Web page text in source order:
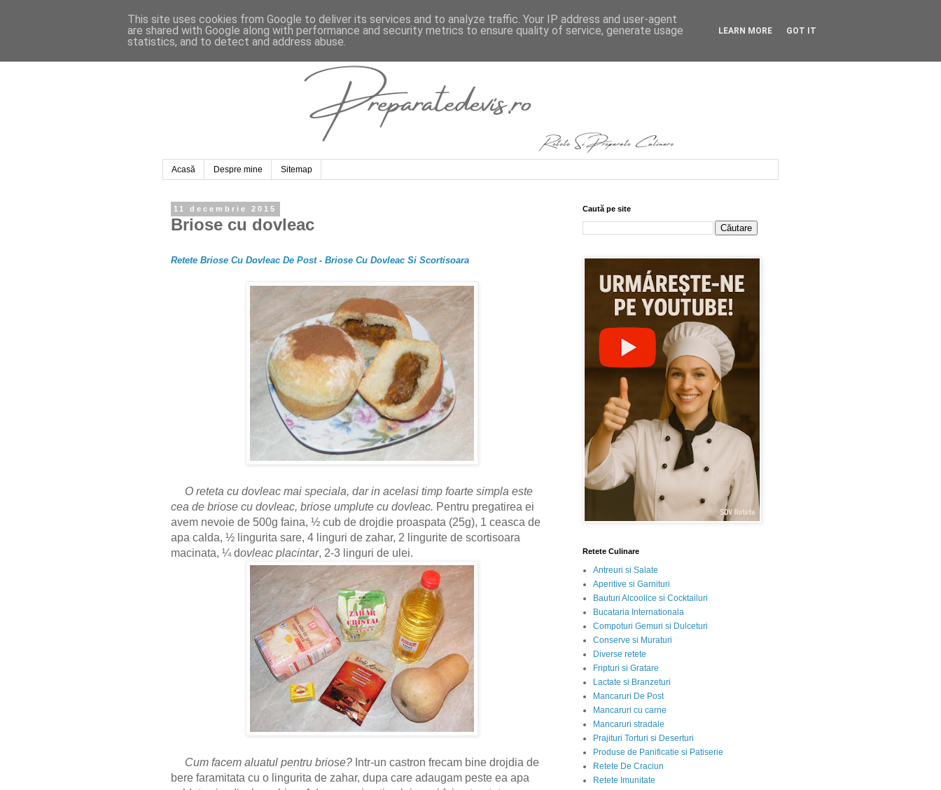
Acasă Despre mine Sitemap
11 decembrie 2015
Briose cu dovleac
Retete Briose Cu Dovleac De Post - Briose Cu Dovleac Si Scortisoara
O reteta cu dovleac mai speciala, dar in acelasi timp foarte simpla este
cea de briose cu dovleac, briose umplute cu dovleac. Pentru pregatirea ei
avem nevoie de 500g faina, ½ cub de drojdie proaspata (25g), 1 ceasca de
apa calda, ½ lingurita sare, 4 linguri de zahar, 2 lingurite de scortisoara
macinata, ¼ dovleac placintar, 2-3 linguri de ulei.
Cum facem aluatul pentru briose? Intr-un castron frecam bine drojdia de
bere faramitata cu o lingurita de zahar, dupa care adaugam peste ea apa
Caută pe site
Retete Culinare
Antreuri si Salate
Aperitive si Garnituri
Bauturi Alcoolice si Cocktailuri
Bucataria Internationala
Compoturi Gemuri si Dulceturi
Conserve si Muraturi
Diverse retete
Fripturi si Gratare
Lactate si Branzeturi
Mancaruri De Post
Mancaruri cu carne
Mancaruri stradale
Prajituri Torturi si Deserturi
Produse de Panificatie si Patiserie
Retete De Craciun
Retete Imunitate
This site uses cookies from Google to deliver its services and to analyze traffic. Your IP address and user-agent
are shared with Google along with performance and security metrics to ensure quality of service, generate usage
statistics, and to detect and address abuse.
LEARN MORE GOT IT